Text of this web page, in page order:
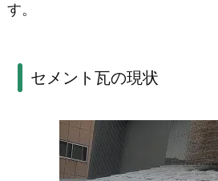
ル
す。
セメント瓦の現状